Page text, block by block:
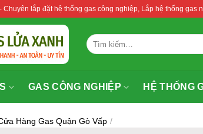
Chuyên lắp đặt hệ thống gas công nghiệp, Lắp hệ thống gas
Tìm
kiếm:
GAS CÔNG NGHIỆP HỆ THỐNG
Hàng Gas Quận Gò Vấp /